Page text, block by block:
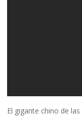
El gigante chino de